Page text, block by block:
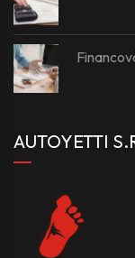
AUTOYETTI